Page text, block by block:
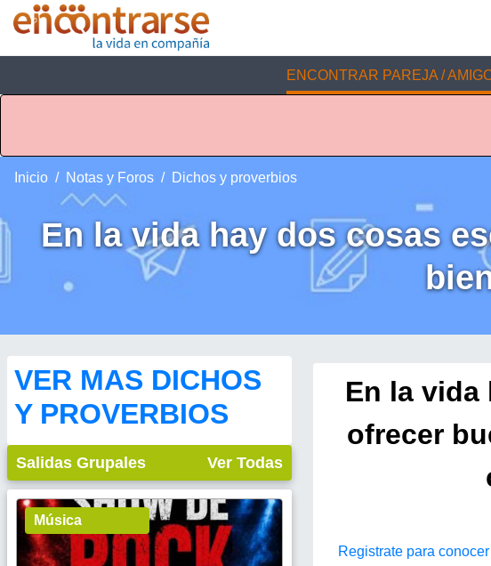
ENCONTRAR PAREJA /
Inicio Notas y Foros Dichos y proverbios
En la vida hay dos cosas
VER MAS DICHOS
Y PROVERBIOS
Salidas Grupales Ver Todas
Música
En la vida
ofrecer
Registrate para